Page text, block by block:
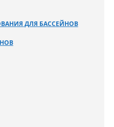
ДЛЯ БАССЕЙНОВ